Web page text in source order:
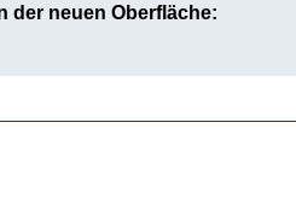
der neuen Oberfläche: